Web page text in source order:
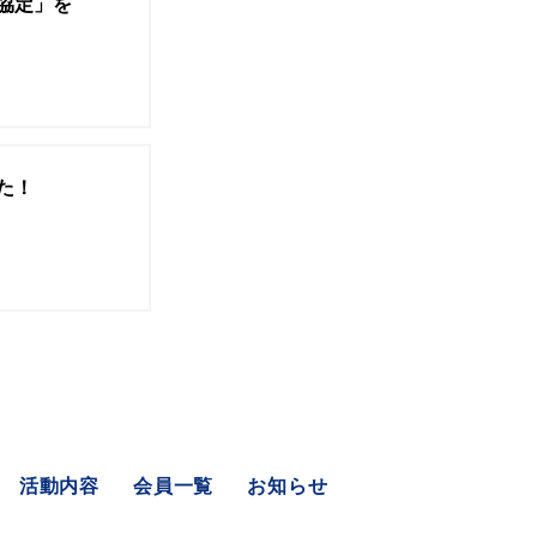
定」を
！
活動内容 会員一覧 お知らせ